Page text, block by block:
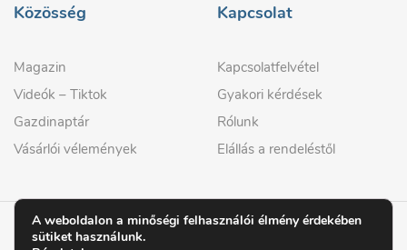
Közösség
Magazin
Videók – Tiktok
Gazdinaptár
Vásárlói vélemények
Kapcsolat
Kapcsolatfelvétel
Gyakori kérdések
Rólunk
Elállás a rendeléstől
A weboldalon a minőségi felhasználói élmény érdekében
sütiket használunk.